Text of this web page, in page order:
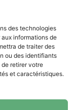
des technologies
informations de
de traiter des
ou des identifiants
de retirer votre
et caractéristiques.